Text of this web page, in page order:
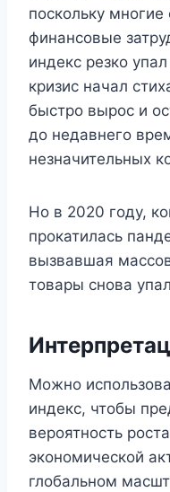
поскольку
финансовые
индекс резко
кризис начал
быстро вырос и
до недавнего
незначительных
Но в 2020 году,
прокатилась
вызвавшая
товары снова
Можно
индекс, чтобы
вероятность
экономической
глобальном